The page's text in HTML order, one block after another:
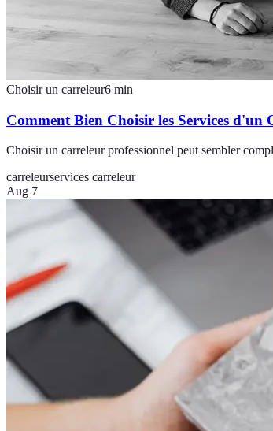
Choisir un carreleur6 min
Comment Bien Choisir les Services d'un
Choisir un carreleur professionnel peut sembler
carreleurservices carreleur
Aug 7